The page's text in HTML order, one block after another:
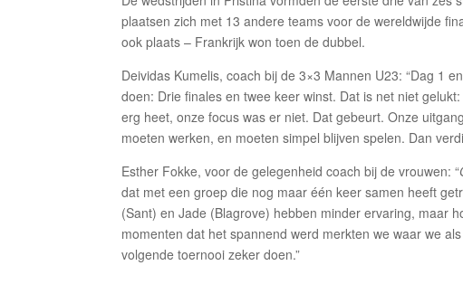
plaatsen zich met 13 andere teams voor de wereldwijde
ook plaats – Frankrijk won toen de dubbel.
Deividas Kumelis, coach bij de 3×3 Mannen U23: “Dag 1
doen: Drie finales en twee keer winst. Dat is net niet
erg heet, onze focus was er niet. Dat gebeurt. Onze
moeten werken, en moeten simpel blijven spelen. Dan
Esther Fokke, voor de gelegenheid coach bij de vrouwen: “
dat met een groep die nog maar één keer samen heeft
(Sant) en Jade (Blagrove) hebben minder ervaring, maar
momenten dat het spannend werd merkten we waar we
volgende toernooi zeker doen.”